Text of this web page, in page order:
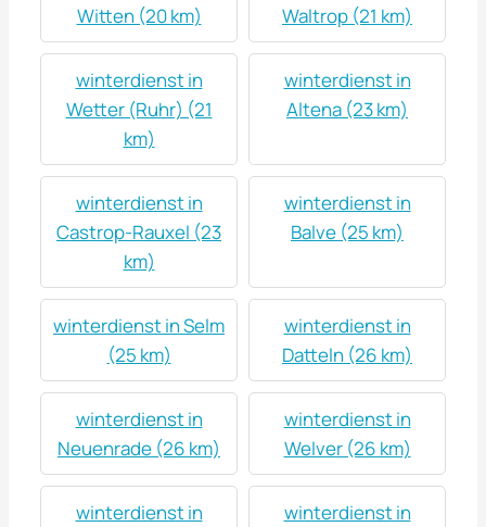
Witten (20 km) Waltrop (21 km)
winterdienst in
Wetter (Ruhr) (21
km)
winterdienst in
Altena (23 km)
winterdienst in
Castrop-Rauxel (23
km)
winterdienst in
Balve (25 km)
winterdienst in Selm
(25 km)
winterdienst in
Datteln (26 km)
winterdienst in
Neuenrade (26 km)
winterdienst in
Welver (26 km)
winterdienst in
winterdienst in